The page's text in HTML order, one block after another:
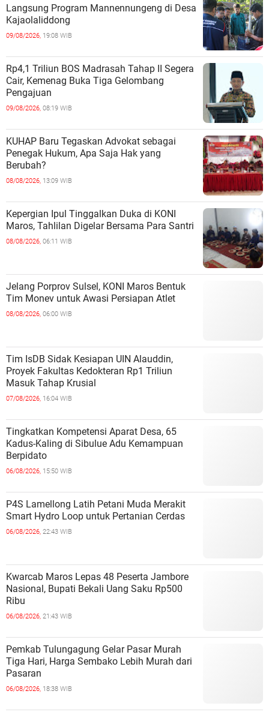
Langsung Program Mannennungeng di Desa
Kajaolaliddong
09/08/2026, 19:08 WIB
Rp4,1 Triliun BOS Madrasah Tahap II Segera
Cair, Kemenag Buka Tiga Gelombang
Pengajuan
09/08/2026, 08:19 WIB
KUHAP Baru Tegaskan Advokat sebagai
Penegak Hukum, Apa Saja Hak yang
Berubah?
08/08/2026, 13:09 WIB
Kepergian Ipul Tinggalkan Duka di KONI
Maros, Tahlilan Digelar Bersama Para Santri
08/08/2026, 06:11 WIB
Jelang Porprov Sulsel, KONI Maros Bentuk
Tim Monev untuk Awasi Persiapan Atlet
08/08/2026, 06:00 WIB
Tim IsDB Sidak Kesiapan UIN Alauddin,
Proyek Fakultas Kedokteran Rp1 Triliun
Masuk Tahap Krusial
07/08/2026, 16:04 WIB
Tingkatkan Kompetensi Aparat Desa, 65
Kadus-Kaling di Sibulue Adu Kemampuan
Berpidato
06/08/2026, 15:50 WIB
P4S Lamellong Latih Petani Muda Merakit
Smart Hydro Loop untuk Pertanian Cerdas
06/08/2026, 22:43 WIB
Kwarcab Maros Lepas 48 Peserta Jambore
Nasional, Bupati Bekali Uang Saku Rp500
Ribu
06/08/2026, 21:43 WIB
Pemkab Tulungagung Gelar Pasar Murah
Tiga Hari, Harga Sembako Lebih Murah dari
Pasaran
06/08/2026, 18:38 WIB